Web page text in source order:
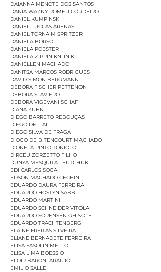
DAIANNA MENOTE DOS SANTOS
DANIA WAZNY ROMEU CORDEIRO
DANIEL KUMPINSKI
DANIEL LUCCAS ARENAS
DANIEL TORNAIM SPRITZER
DANIELA BORSOI
DANIELA POESTER
DANIELA ZIPPIN KNIJNIK
DANIELLEN MACHADO
DANITSA MARCOS RODRIGUES
DAVID SIMON BERGMANN
DEBORA FISCHER PETTENON
DEBORA SLAVIERO
DEBORA VIGEVANI SCHAF
DIANA KUHN
DIEGO BARRETO REBOUÇAS
DIEGO DELLAI
DIEGO SILVA DE FRAGA
DIOGO DE BITENCOURT MACHADO
DIONELA PINTO TONIOLO
DIRCEU ZORZETTO FILHO
DUNYA MESQUITA LEUTCHUK
EDI CARLOS SOGA
EDSON MACHADO CECHIN
EDUARDO DAURA FERREIRA
EDUARDO HOSTYN SABBI
EDUARDO MARTINI
EDUARDO SCHNEIDER VITOLA
EDUARDO SORENSEN GHISOLFI
EDUARDO TRACHTENBERG
ELAINE FREITAS SILVEIRA
ELIANE BERNADETE FERREIRA
ELISA FASOLIN MELLO
ELISA LIMA BOESSIO
ELOIR BARONI ARAUJO
EMILIO SALLE